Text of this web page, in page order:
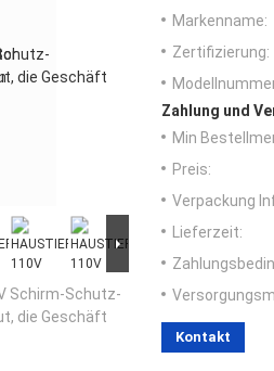
Schirm-Schutz-
die Geschäft
Markenname:
Zertifizierung:
Zahlung und
Min
Preis:
Verpackung
Lieferzeit:
Kontakt